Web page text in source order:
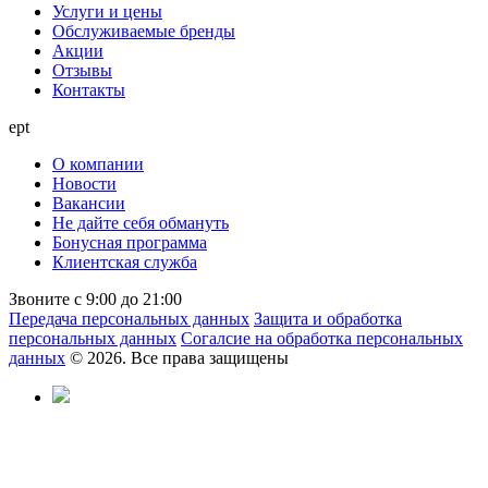
Услуги и цены
Обслуживаемые бренды
Акции
Отзывы
Контакты
ept
О компании
Новости
Вакансии
Не дайте себя обмануть
Бонусная программа
Клиентская служба
Звоните с 9:00 до 21:00
Передача персональных данных Защита и обработка
персональных данных Согалсие на обработка персональных
данных © 2026. Все права защищены